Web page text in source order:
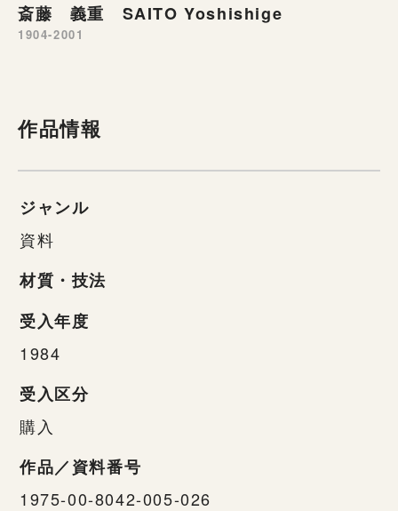
斎藤 義重 SAITO Yoshishige
1904-2001
作品情報
ジャンル
資料
材質・技法
受入年度
1984
受入区分
購入
作品／資料番号
1975-00-8042-005-026